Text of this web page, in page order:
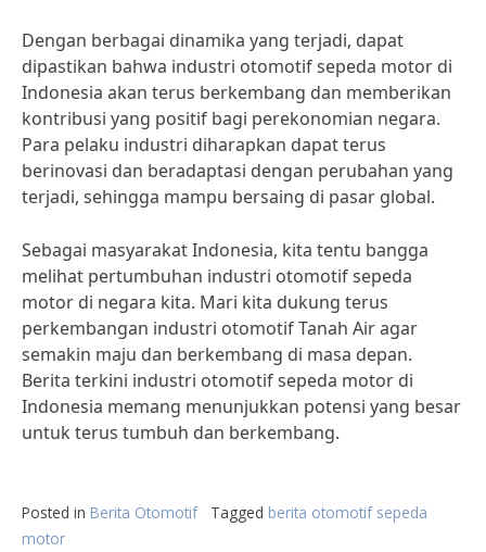
Dengan berbagai dinamika yang terjadi, dapat
dipastikan bahwa industri otomotif sepeda motor di
Indonesia akan terus berkembang dan memberikan
kontribusi yang positif bagi perekonomian negara.
Para pelaku industri diharapkan dapat terus
berinovasi dan beradaptasi dengan perubahan yang
terjadi, sehingga mampu bersaing di pasar global.
Sebagai masyarakat Indonesia, kita tentu bangga
melihat pertumbuhan industri otomotif sepeda
motor di negara kita. Mari kita dukung terus
perkembangan industri otomotif Tanah Air agar
semakin maju dan berkembang di masa depan.
Berita terkini industri otomotif sepeda motor di
Indonesia memang menunjukkan potensi yang besar
untuk terus tumbuh dan berkembang.
Posted in Berita Otomotif Tagged berita otomotif sepeda
motor